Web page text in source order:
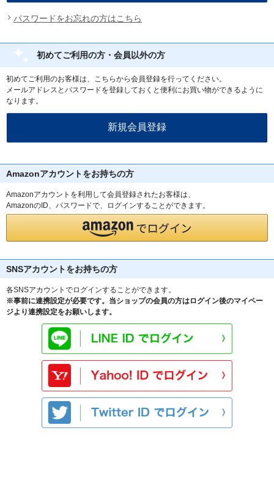
パスワードをお忘れの方はこちら
初めてご利用の方・会員以外の方
初めてご利用のお客様は、こちらから会員登録を行ってください。
メールアドレスとパスワードを登録しておくと便利にお買い物ができるように
なります。
Amazonアカウントをお持ちの方
Amazonアカウントを利用して会員登録されたお客様は、
AmazonのID、パスワードで、ログインすることができます。
SNSアカウントをお持ちの方
各SNSアカウントでログインすることができます。
※事前に連携設定が必要です。当ショップの会員の方はログイン後のマイペー
ジより連携設定をお願いします。